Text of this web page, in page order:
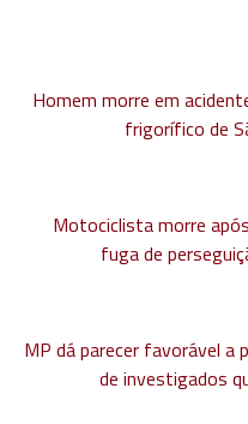
Homem morre em
frigorífico de
Motociclista morre
fuga de
MP dá parecer favorável a
de investigados